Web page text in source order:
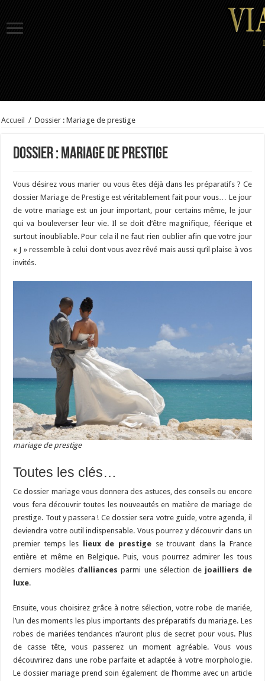
Accueil / Dossier : Mariage de prestige
Dossier : Mariage de prestige
Vous désirez vous marier ou vous êtes déjà dans les préparatifs ? Ce
dossierMariage de Prestigeest véritablement fait pour vous… Le jour
de votre mariage est un jour important, pour certains même, le jour
qui va bouleverser leur vie. Il se doit d’être magnifique, féerique et
surtout inoubliable. Pour cela il ne faut rien oublier afin que votre jour
« J » ressemble à celui dont vous avez rêvé mais aussi qu’il plaise à vos
invités.
mariage de prestige
Toutes les clés…
Ce dossier mariage vous donnera des astuces, des conseils ou encore
vous fera découvrir toutes les nouveautés en matière de mariage de
prestige. Tout y passera ! Ce dossier sera votre guide, votre agenda, il
deviendra votre outil indispensable. Vous pourrez y découvrir dans un
premier temps les
lieux de prestige se trouvant dans la France
entière et même en Belgique. Puis, vous pourrez admirer les tous
derniers modèles d’alliances parmi une sélection de joailliers de
luxe.
Ensuite, vous choisirez grâce à notre sélection, votre robe de mariée,
l’un des moments les plus importants des préparatifs du mariage. Les
robes de mariées tendances n’auront plus de secret pour vous. Plus
de casse tête, vous passerez un moment agréable. Vous vous
découvrirez dans une robe parfaite et adaptée à votre morphologie.
Le dossier mariage prend soin également de l’homme avec un article